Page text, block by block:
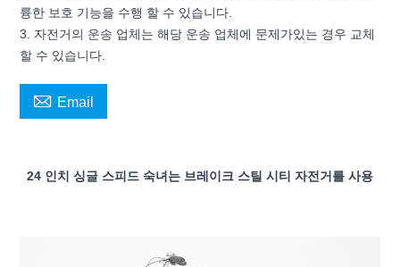
륭한 보호 기능을 수행 할 수 있습니다.
3. 자전거의 운송 업체는 해당 운송 업체에 문제가있는 경우 교체
할 수 있습니다.
 Email
24 인치 싱글 스피드 숙녀는 브레이크 스틸 시티 자전거를 사용